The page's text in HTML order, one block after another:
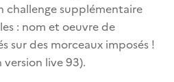
challenge supplémentaire
: nom et oeuvre de
sur des morceaux imposés !
live 93).